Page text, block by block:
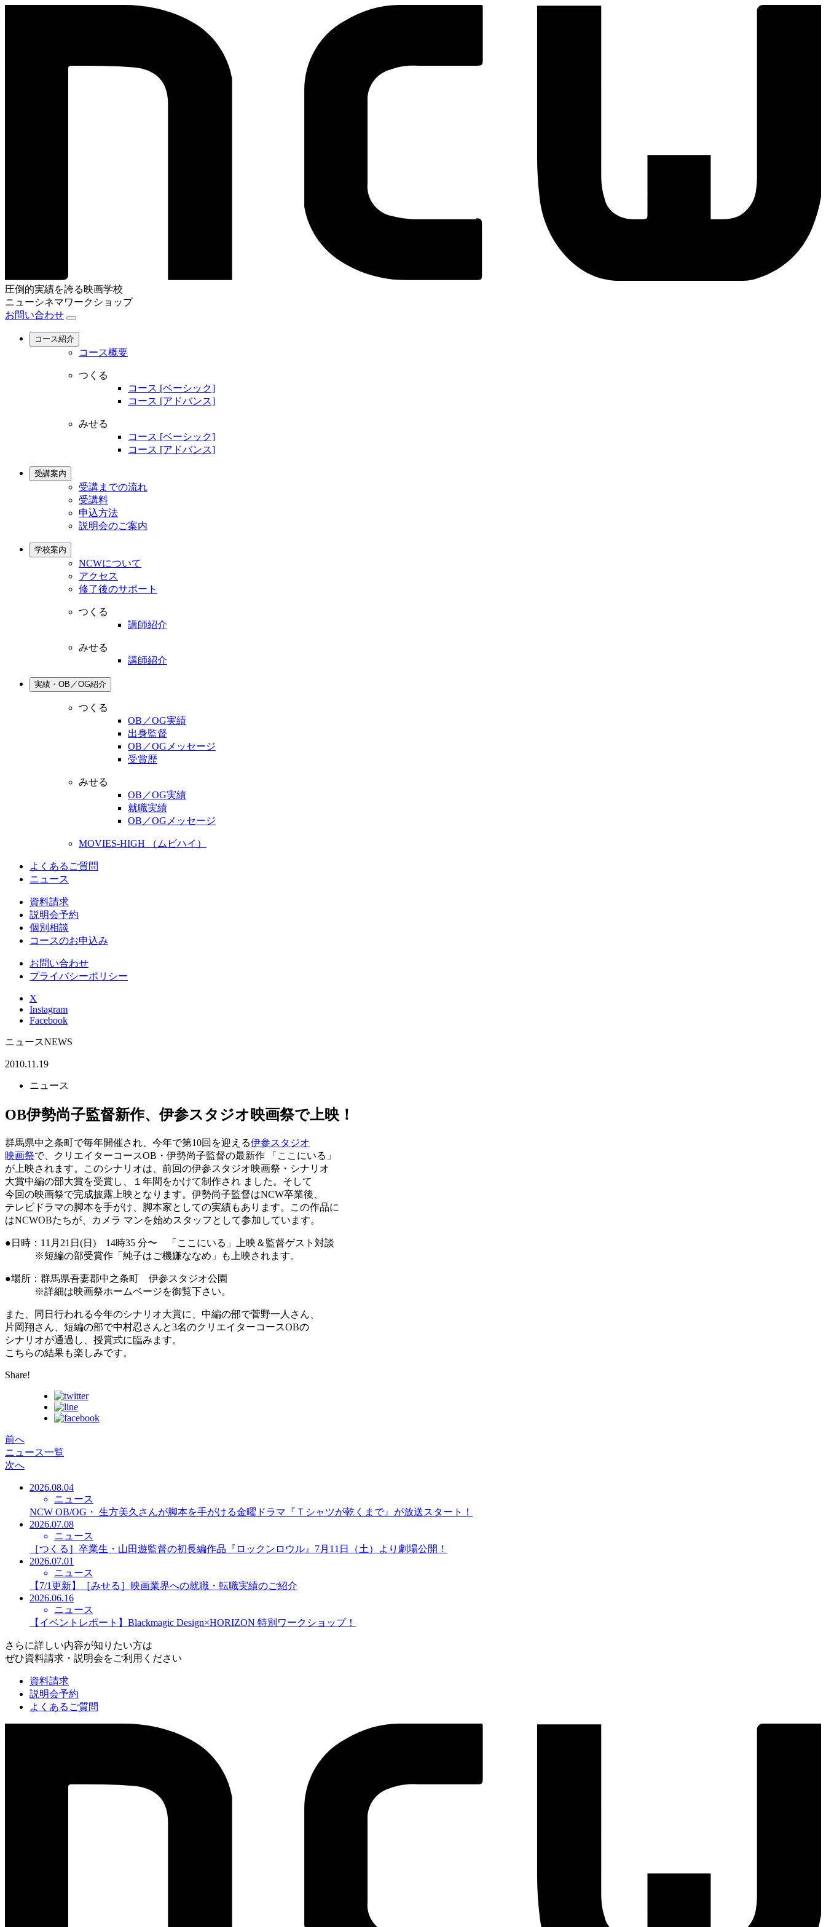
圧倒的実績を誇る映画学校
ニューシネマワークショップ
お問い合わせ
コース紹介
コース概要
つくる
コース [ベーシック]
コース [アドバンス]
みせる
コース [ベーシック]
コース [アドバンス]
受講案内
受講までの流れ
受講料
申込方法
説明会のご案内
学校案内
NCWについて
アクセス
修了後のサポート
つくる
講師紹介
みせる
講師紹介
実績・OB／OG紹介
つくる
OB／OG実績
出身監督
OB／OGメッセージ
受賞歴
みせる
OB／OG実績
就職実績
OB／OGメッセージ
MOVIES-HIGH （ムビハイ）
よくあるご質問
ニュース
資料請求
説明会予約
個別相談
コースのお申込み
お問い合わせ
プライバシーポリシー
X
Instagram
Facebook
ニュースNEWS
2010.11.19
ニュース
OB伊勢尚子監督新作、伊参スタジオ映画祭で上映！
群馬県中之条町で毎年開催され、今年で第10回を迎える伊参スタジオ
映画祭で、クリエイターコースOB・伊勢尚子監督の最新作 「ここにいる」
が上映されます。このシナリオは、前回の伊参スタジオ映画祭・シナリオ
大賞中編の部大賞を受賞し、１年間をかけて制作され ました。そして
今回の映画祭で完成披露上映となります。伊勢尚子監督はNCW卒業後、
テレビドラマの脚本を手がけ、脚本家としての実績もあります。この作品に
はNCWOBたちが、カメラ マンを始めスタッフとして参加しています。
●日時：11月21日(日) 14時35 分〜 「ここにいる」上映＆監督ゲスト対談
※短編の部受賞作「純子はご機嫌ななめ」も上映されます。
●場所：群馬県吾妻郡中之条町 伊参スタジオ公園
※詳細は映画祭ホームページを御覧下さい。
また、同日行われる今年のシナリオ大賞に、中編の部で菅野一人さん、
片岡翔さん、短編の部で中村忍さんと3名のクリエイターコースOBの
シナリオが通過し、授賞式に臨みます。
こちらの結果も楽しみです。
Share!
前へ
ニュース一覧
次へ
2026.08.04
ニュース
NCW OB/OG・ 生方美久さんが脚本を手がける金曜ドラマ『Ｔシャツが乾くまで』が放送スタート！
2026.07.08
ニュース
［つくる］卒業生・山田遊監督の初長編作品『ロックンロウル』7月11日（土）より劇場公開！
2026.07.01
ニュース
【7/1更新】［みせる］映画業界への就職・転職実績のご紹介
2026.06.16
ニュース
【イベントレポート】Blackmagic Design×HORIZON 特別ワークショップ！
さらに詳しい内容が知りたい方は
ぜひ資料請求・説明会をご利用ください
資料請求
説明会予約
よくあるご質問